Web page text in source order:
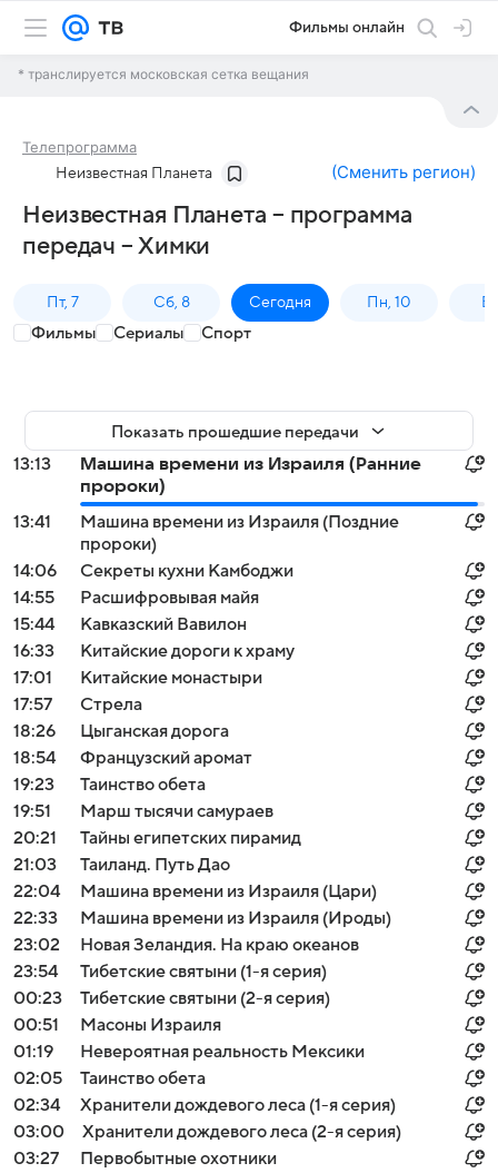
Фильмы онлайн
* транслируется московская сетка вещания
Телепрограмма
Неизвестная Планета (Сменить регион)
Неизвестная Планета – программа
передач – Химки
Пт, 7 Сб, 8 Сегодня Пн, 10
Фильмы Сериалы Спорт
Показать прошедшие передачи
13:13
Машина времени из Израиля (Ранние
пророки)
13:41
Машина времени из Израиля (Поздние
пророки)
14:06
Секреты кухни Камбоджи
14:55
Расшифровывая майя
15:44
Кавказский Вавилон
16:33
Китайские дороги к храму
17:01
Китайские монастыри
17:57
Стрела
18:26
Цыганская дорога
18:54
Французский аромат
19:23
Таинство обета
19:51
Марш тысячи самураев
20:21
Тайны египетских пирамид
21:03
Таиланд. Путь Дао
22:04
Машина времени из Израиля (Цари)
22:33
Машина времени из Израиля (Ироды)
23:02
Новая Зеландия. На краю океанов
23:54
Тибетские святыни (1-я серия)
00:23
Тибетские святыни (2-я серия)
00:51
Масоны Израиля
01:19
Невероятная реальность Мексики
02:05
Таинство обета
02:34
Хранители дождевого леса (1-я серия)
03:00
Хранители дождевого леса (2-я серия)
03:27
Первобытные охотники